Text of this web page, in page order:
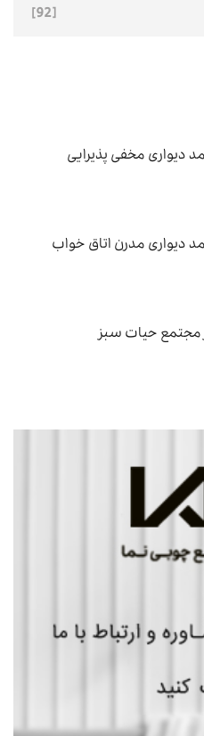
[92]
دیواری مخفی پذیرایی
دیواری مدرن اتاق خواب
مجتمع حیات سبز